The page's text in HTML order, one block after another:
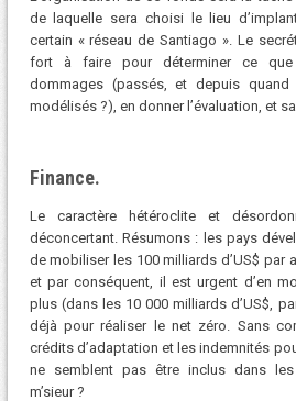
de laquelle sera choisi le lieu
certain « réseau de Santiago ». Le
fort à faire pour déterminer ce que
dommages (passés, et depuis
modélisés ?), en donner l’évaluation, et
Finance.
Le caractère hétéroclite et
déconcertant. Résumons : les pays
de mobiliser les 100 milliards d’US$ par
et par conséquent, il est urgent d’en
plus (dans les 10 000 milliards d’US$,
déjà pour réaliser le net zéro. Sans
crédits d’adaptation et les indemnités
ne semblent pas être inclus dans
m’sieur ?